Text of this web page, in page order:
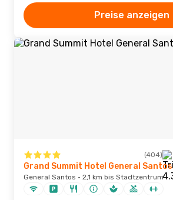
Preise anzeigen
(404)
Grand Summit Hotel General Santos
General Santos · 2,1 km bis Stadtzentrum